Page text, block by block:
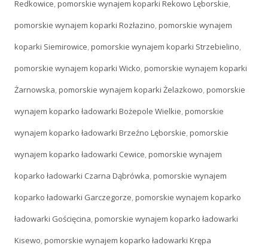
Redkowice,pomorskie wynajem koparki Rekowo Lęborskie,
pomorskie wynajem koparki Rozłazino,pomorskie wynajem
koparki Siemirowice,pomorskie wynajem koparki Strzebielino,
pomorskie wynajem koparki Wicko,pomorskie wynajem koparki
Żarnowska,pomorskie wynajem koparki Żelazkowo,pomorskie
wynajem koparko ładowarki Bożepole Wielkie,pomorskie
wynajem koparko ładowarki Brzeźno Lęborskie,pomorskie
wynajem koparko ładowarki Cewice,pomorskie wynajem
koparko ładowarki Czarna Dąbrówka,pomorskie wynajem
koparko ładowarki Garczegorze,pomorskie wynajem koparko
ładowarki Gościęcina,pomorskie wynajem koparko ładowarki
Kisewo,pomorskie wynajem koparko ładowarki Krępa